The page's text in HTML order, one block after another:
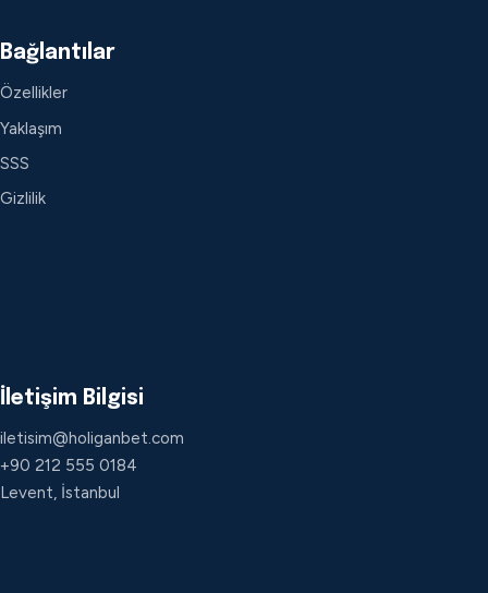
Bağlantılar
Özellikler
Yaklaşım
SSS
Gizlilik
İletişim Bilgisi
iletisim@holiganbet.com
+90 212 555 0184
Levent, İstanbul